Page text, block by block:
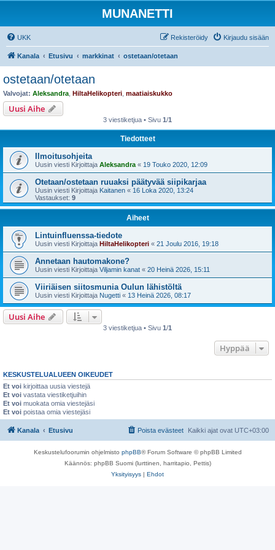
MUNANETTI
UKK Kirjaudu sisään
Rekisteröidy
Kanala Etusivu markkinat ostetaan/otetaan
ostetaan/otetaan
Valvojat: Aleksandra HiltaHelikopteri maatiaiskukko
Uusi Aihe
3 viestiketjua • Sivu 1/1
Tiedotteet
Ilmoitusohjeita
Uusin viesti Kirjoittaja Aleksandra « 19 Touko 2020, 12:09
Otetaan/ostetaan ruuaksi päätyvää siipikarjaa
Uusin viesti Kirjoittaja Kaitanen « 16 Loka 2020, 13:24
Vastaukset: 9
Aiheet
Lintuinfluenssa-tiedote
Uusin viesti Kirjoittaja HiltaHelikopteri « 21 Joulu 2016, 19:18
Annetaan hautomakone?
Uusin viesti Kirjoittaja Viljamin kanat « 20 Heinä 2026, 15:11
Viiriäisen siitosmunia Oulun lähistöltä
Uusin viesti Kirjoittaja Nugetti « 13 Heinä 2026, 08:17
Uusi Aihe
3 viestiketjua • Sivu 1/1
Hyppää
KESKUSTELUALUEEN OIKEUDET
Et voi kirjoittaa uusia viestejä
Et voi vastata viestiketjuihin
Et voi muokata omia viestejäsi
Et voi poistaa omia viestejäsi
Kanala Etusivu Kaikki ajat ovat UTC+03:00
Poista evästeet
Keskustelufoorumin ohjelmisto phpBB® Forum Software © phpBB Limited
Käännös: phpBB Suomi (lurttinen, harritapio, Pettis)
Yksityisyys | Ehdot